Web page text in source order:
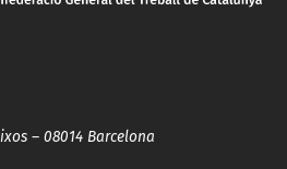
– 08014 Barcelona